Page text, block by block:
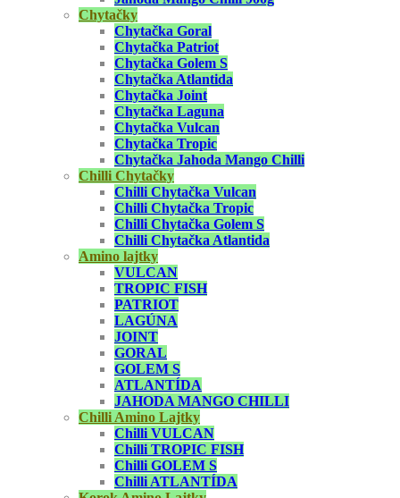
Chytačky
Chytačka Goral
Chytačka Patriot
Chytačka Golem S
Chytačka Atlantida
Chytačka Joint
Chytačka Laguna
Chytačka Vulcan
Chytačka Tropic
Chytačka Jahoda Mango Chilli
Chilli Chytačky
Chilli Chytačka Vulcan
Chilli Chytačka Tropic
Chilli Chytačka Golem S
Chilli Chytačka Atlantida
Amino lajtky
VULCAN
TROPIC FISH
PATRIOT
LAGÚNA
JOINT
GORAL
GOLEM S
ATLANTÍDA
JAHODA MANGO CHILLI
Chilli Amino Lajtky
Chilli VULCAN
Chilli TROPIC FISH
Chilli GOLEM S
Chilli ATLANTÍDA